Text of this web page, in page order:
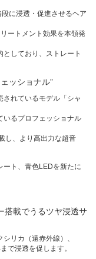
に浸透・促進させるヘア
ートメント効果を本領発
しており、ストレート
ッショナル”
れているモデル「シャ
いるプロフェッショナル
し、より高出力な超音
ート、青色LEDを新たに
搭載でうるツヤ浸透サ
リカ（遠赤外線）、
で浸透を促します。